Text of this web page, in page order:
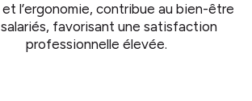
l’ergonomie, contribue au bien-être
favorisant une satisfaction
professionnelle élevée.